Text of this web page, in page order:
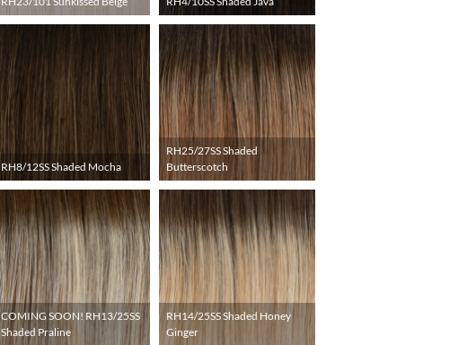
RH8/12SS Shaded Mocha
RH25/27SS Shaded
Butterscotch
COMING SOON! RH13/25SS
Shaded Praline
RH14/25SS Shaded Honey
Ginger